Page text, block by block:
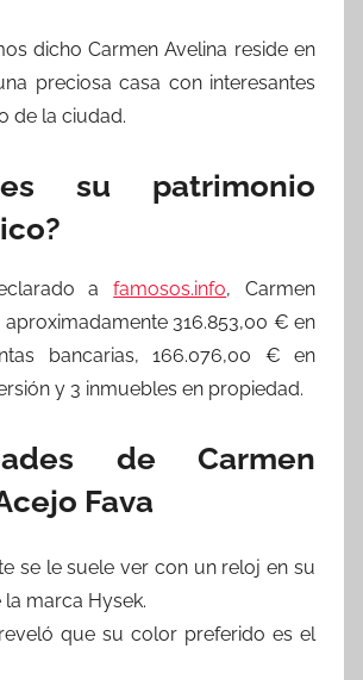
dicho Carmen Avelina reside en
preciosa casa con interesantes
de la ciudad.
su patrimonio
afamosos.info, Carmen
aproximadamente 316.853,00 € en
bancarias, 166.076,00 € en
y 3 inmuebles en propiedad.
de Carmen
Fava
se le suele ver con un reloj en su
marca Hysek.
que su color preferido es el